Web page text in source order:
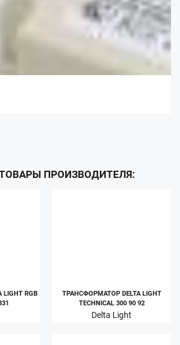
ПРОИЗВОДИТЕЛЯ:
RGB
ТРАНСФОРМАТОР DELTA LIGHT
TECHNICAL 300 90 92
Delta Light